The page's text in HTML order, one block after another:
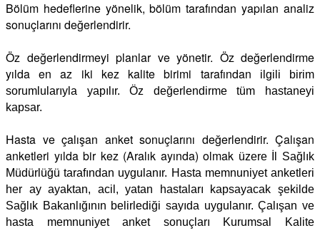
Bölüm hedeflerine yönelik, bölüm tarafından yapılan analiz
sonuçlarını değerlendirir.
Öz değerlendirmeyi planlar ve yönetir. Öz değerlendirme
yılda en az iki kez kalite birimi tarafından ilgili birim
sorumlularıyla yapılır. Öz değerlendirme tüm hastaneyi
kapsar.
Hasta ve çalışan anket sonuçlarını değerlendirir. Çalışan
anketleri yılda bir kez (Aralık ayında) olmak üzere İl Sağlık
Müdürlüğü tarafından uygulanır. Hasta memnuniyet anketleri
her ay ayaktan, acil,yatan hastaları kapsayacak şekilde
Sağlık Bakanlığının belirlediği sayıda uygulanır. Çalışan ve
hasta memnuniyet anket sonuçları Kurumsal Kalite